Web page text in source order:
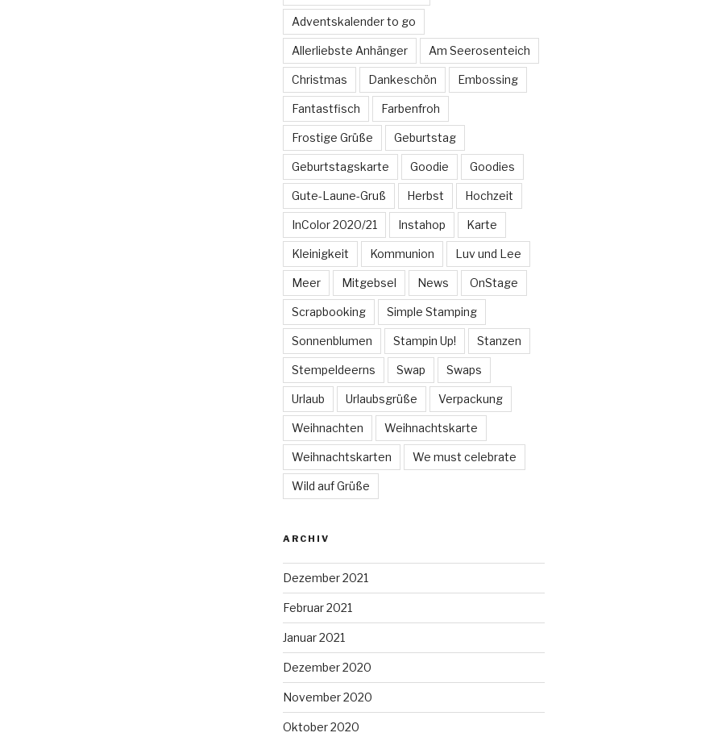
Adventskalender to go
Allerliebste Anhänger Am Seerosenteich
Christmas Dankeschön Embossing
Fantastfisch Farbenfroh
Frostige Grüße Geburtstag
Geburtstagskarte Goodie Goodies
Gute-Laune-Gruß Herbst Hochzeit
InColor 2020/21 Instahop Karte
Kleinigkeit Kommunion Luv und Lee
Meer Mitgebsel News OnStage
Scrapbooking Simple Stamping
Sonnenblumen Stampin Up! Stanzen
Stempeldeerns Swap Swaps
Urlaub Urlaubsgrüße Verpackung
Weihnachten Weihnachtskarte
Weihnachtskarten We must celebrate
Wild auf Grüße
ARCHIV
Dezember 2021
Februar 2021
Januar 2021
Dezember 2020
November 2020
Oktober 2020